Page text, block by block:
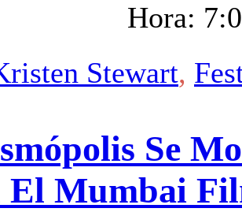
Hora:
Stewart,
Se
El Mumbai